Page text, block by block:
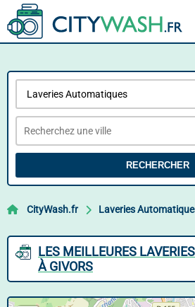
RECHERCHER
CityWash.fr Laveries
LES MEILLEURES
À GIVORS